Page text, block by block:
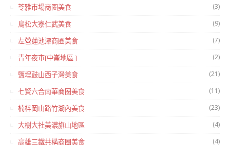
苓雅市場商圈美食 (3)
鳥松大寮仁武美食 (9)
左營蓮池潭商圈美食 (7)
青年夜市[中崙地區 ] (2)
鹽埕鼓山西子灣美食 (21)
七賢六合南華商圈美食 (11)
楠梓岡山路竹湖內美食 (23)
大樹大社美濃旗山地區 (4)
高雄三鐵共構商圈美食 (4)